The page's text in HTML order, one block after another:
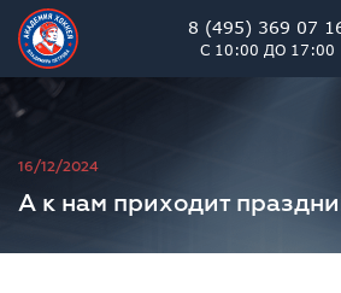
8 (495) 369 07
С 10:00 ДО 17:00
Академия
16/12/2024
А к нам приходит